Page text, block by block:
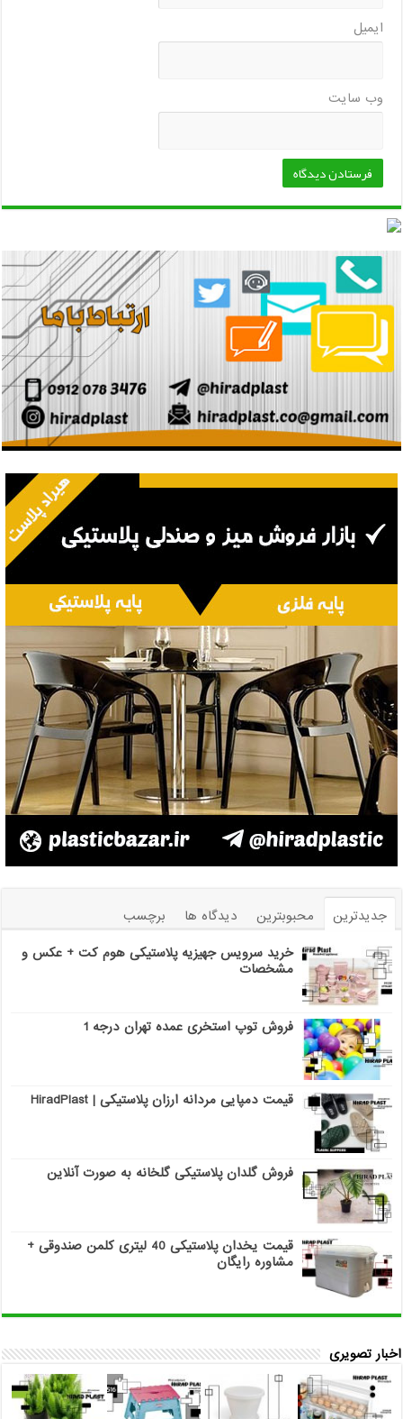
ایمیل
وب‌ سایت
جدیدترین محبوبترین دیدگاه ها
برچسب
خرید سرویس جهیزیه پلاستیکی هوم کت + عکس و
مشخصات
فروش توپ استخری عمده تهران درجه 1
قیمت دمپایی مردانه ارزان پلاستیکی | HiradPlast
فروش گلدان پلاستیکی گلخانه به صورت آنلاین
قیمت یخدان پلاستیکی 40 لیتری کلمن صندوقی +
مشاوره رایگان
اخبار تصویری